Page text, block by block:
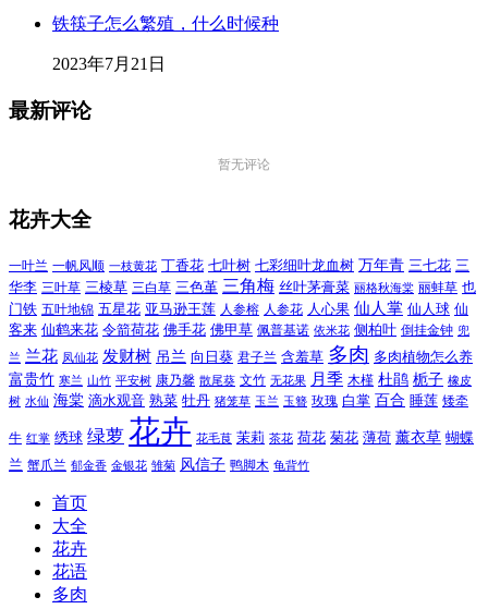
铁筷子怎么繁殖，什么时候种
2023年7月21日
最新评论
暂无评论
花卉大全
一叶兰 一帆风顺 一枝黄花 丁香花 七叶树 七彩细叶龙血树 万年青 三七花 三
华李 三叶草 三棱草 三白草 三色堇 三角梅 丝叶茅膏菜 丽格秋海棠 丽蚌草 也
门铁 五叶地锦 五星花 亚马逊王莲 人参榕 人参花 人心果 仙人掌 仙人球 仙
客来 仙鹤来花 令箭荷花 佛手花 佛甲草 佩普基诺 依米花 侧柏叶 倒挂金钟 兜
兰 兰花 凤仙花 发财树 吊兰 向日葵 君子兰 含羞草 多肉 多肉植物怎么养
富贵竹 寒兰 山竹 平安树 康乃馨 散尾葵 文竹 无花果 月季 木槿 杜鹃 栀子 橡皮
树 水仙 海棠 滴水观音 熟菜 牡丹 猪笼草 玉兰 玉簪 玫瑰 白掌 百合 睡莲 矮牵
牛 红掌 绣球 绿萝 花卉 花毛茛 茉莉 茶花 荷花 菊花 薄荷 薰衣草 蝴蝶
兰 蟹爪兰 郁金香 金银花 雏菊 风信子 鸭脚木 龟背竹
首页
大全
花卉
花语
多肉